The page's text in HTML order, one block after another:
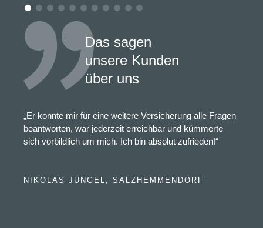
Das sagen
unsere Kunden
über uns
„Er konnte mir für eine weitere Versicherung alle Fragen
beantworten, war jederzeit erreichbar und kümmerte
sich vorbildlich um mich. Ich bin absolut zufrieden!“
NIKOLAS JÜNGEL, SALZHEMMENDORF